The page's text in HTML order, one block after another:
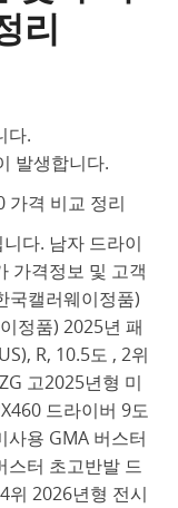
리
다.
발생합니다.
가격 비교 정리
다. 남자 드라이
가격정보 및 고객
국캘러웨이정품)
정품) 2025년 패
R, 10.5도 , 2위
고2025년형 미
드라이버 9도
사용 GMA 버스터
스터 초고반발 드
위 2026년형 전시